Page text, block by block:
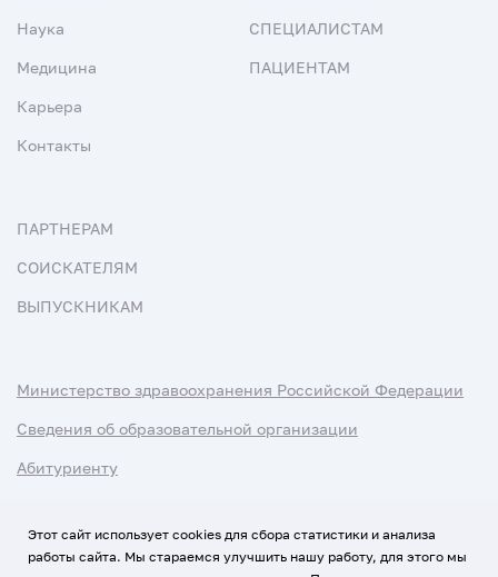
Наука
Медицина
Карьера
Контакты
СПЕЦИАЛИСТАМ
ПАЦИЕНТАМ
ПАРТНЕРАМ
СОИСКАТЕЛЯМ
ВЫПУСКНИКАМ
Министерство здравоохранения Российской Федерации
Сведения об образовательной организации
Абитуриенту
Этот сайт использует cookies для сбора статистики и анализа
работы сайта. Мы стараемся улучшить нашу работу, для этого мы